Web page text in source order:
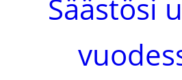
Säästösi